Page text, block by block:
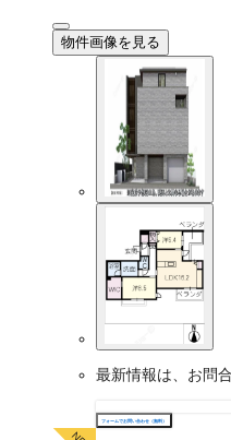
物件画像を見る
最新情報は、お問
フォームでお問い合わせ（無料）